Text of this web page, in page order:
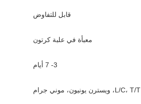
قابل للتفاوض
معبأة في علبة كرتون
3- 7 أيام
L/C، T/T، ويسترن يونيون، موني جرام